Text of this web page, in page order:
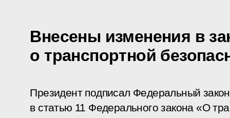
Внесены изменения в
о транспортной
Президент подписал Федеральный
в статью 11 Федерального закона «О